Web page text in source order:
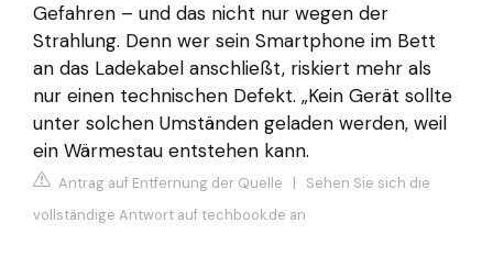
Gefahren – und das nicht nur wegen der
Strahlung. Denn wer sein Smartphone im Bett
an das Ladekabel anschließt, riskiert mehr als
nur einen technischen Defekt. „Kein Gerät sollte
unter solchen Umständen geladen werden, weil
ein Wärmestau entstehen kann.
Antrag auf Entfernung der Quelle | Sehen Sie sich die
vollständige Antwort auf techbook.de an